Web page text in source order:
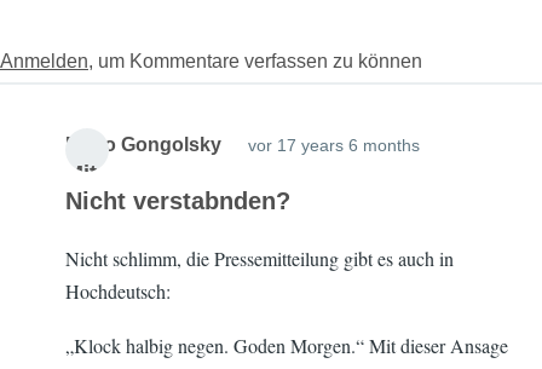
Anmelden, um Kommentare verfassen zu können
Mit
glie
seit
mont
Mario Gongolsky vor 17 years 6 months
Nicht verstabnden?
Nicht schlimm, die Pressemitteilung gibt es auch in
Hochdeutsch:
„Klock halbig negen. Goden Morgen.“ Mit dieser Ansage